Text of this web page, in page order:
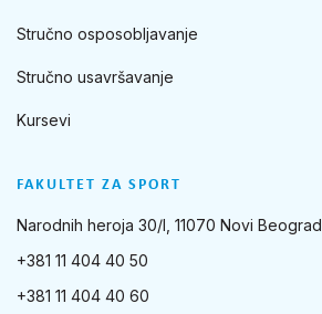
FAKULTET ZA SPORT
Narodnih heroja 30/I, 11070 Novi Beograd
+381 11 404 40 50
+381 11 404 40 60
Stručno osposobljavanje
Stručno usavršavanje
Kursevi